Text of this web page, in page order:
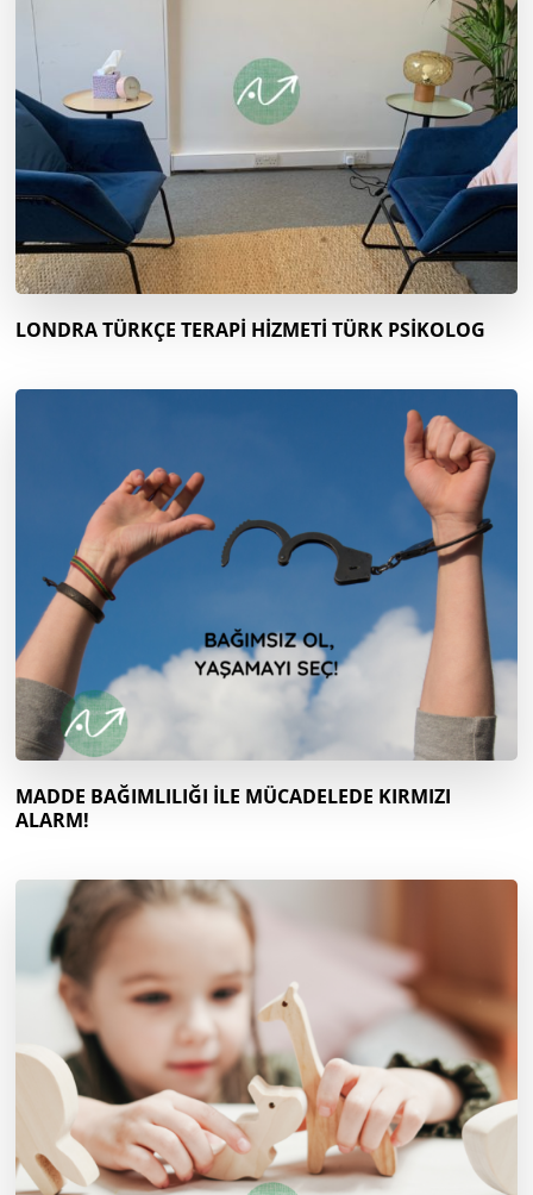
LONDRA TÜRKÇE TERAPİ HİZMETİ TÜRK PSİKOLOG
MADDE BAĞIMLILIĞI İLE MÜCADELEDE KIRMIZI
ALARM!